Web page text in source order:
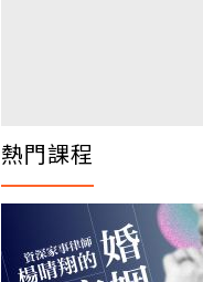
熱門課程